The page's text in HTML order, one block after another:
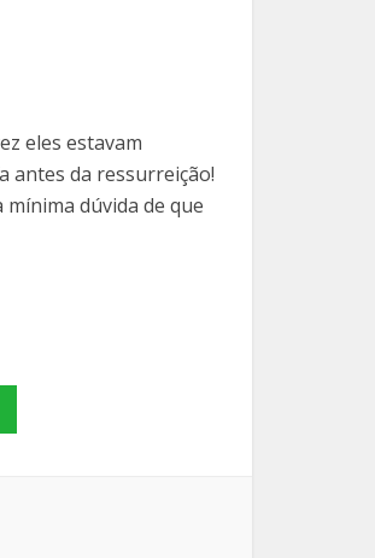
eles estavam
antes da ressurreição!
dúvida de que